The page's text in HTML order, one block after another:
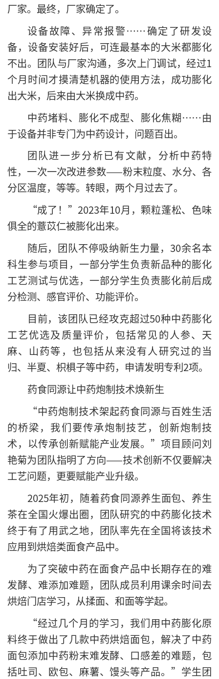
厂家。最终，厂家确定了。
设备故障、异常报警……确定了研发设
备，设备安装好后，可连最基本的大米都膨化
不出。团队与厂家沟通，多次上门调试，经过1
个月时间才摸清楚机器的使用方法，成功膨化
出大米，后来由大米换成中药。
中药堵料、膨化不成型、膨化焦糊……由
于设备并非专门为中药设计，问题百出。
团队进一步分析已有文献，分析中药特
性，一次一次改进参数——粉末粒度、水分、各
分区温度，等等。转眼，两个月过去了。
“成了！”2023年10月，颗粒蓬松、色味
俱全的薏苡仁被膨化出来。
随后，团队不停吸纳新生力量，30余名本
科生参与项目，一部分学生负责新品种的膨化
工艺测试与优选，一部分学生负责膨化前后成
分检测、感官评价、功能评价。
目前，该团队已经攻克超过50种中药膨化
工艺优选及质量评价，包括常见的人参、天
麻、山药等，也包括从来没有人研究过的当
归、半夏、枳椇子等中药，申请发明专利2项。
药食同源让中药炮制技术焕新生
“中药炮制技术架起药食同源与百姓生活
的桥梁，我们要传承炮制技艺，创新炮制技
术，以传承创新赋能产业发展。”项目顾问刘
艳菊为团队指明了方向——技术创新不仅要解决
工艺问题，更要赋能产业升级。
2025年初，随着药食同源养生面包、养生
茶在全国火爆出圈，团队研究的中药膨化技术
终于有了用武之地，团队率先在全国将该技术
应用到烘焙类面食产品中。
为了突破中药在面食产品中长期存在的难
发酵、难添加难题，团队成员利用课余时间去
烘焙门店学习，从揉面、和面等学起。
“经过几个月的学习，我们用中药膨化原
料终于做出了几款中药烘焙面包，解决了中药
面包添加中药粉末难发酵、口感差的难题，包
括吐司、欧包、麻薯、馒头等产品。”学生团